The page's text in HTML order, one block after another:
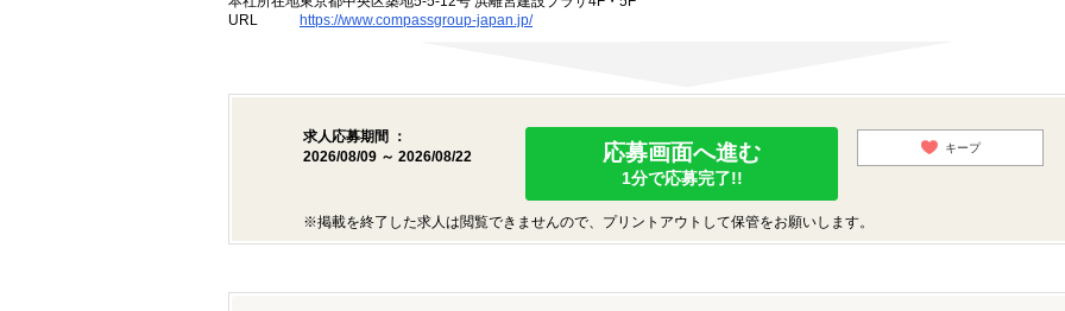
URL
https://www.compassgroup-japan.jp/
求人応募期間 ：
2026/08/09 ～ 2026/08/22
応募画面へ進む
1分で応募完了!!
キープ
※掲載を終了した求人は閲覧できませんので、プリントアウトして保管をお願いします。